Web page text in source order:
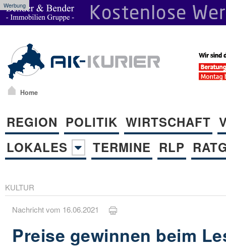
Werbung
Home
REGION POLITIK WIRTSCHAFT
LOKALES
TERMINE RLP
KULTUR
Nachricht vom 16.06.2021
Preise gewinnen beim